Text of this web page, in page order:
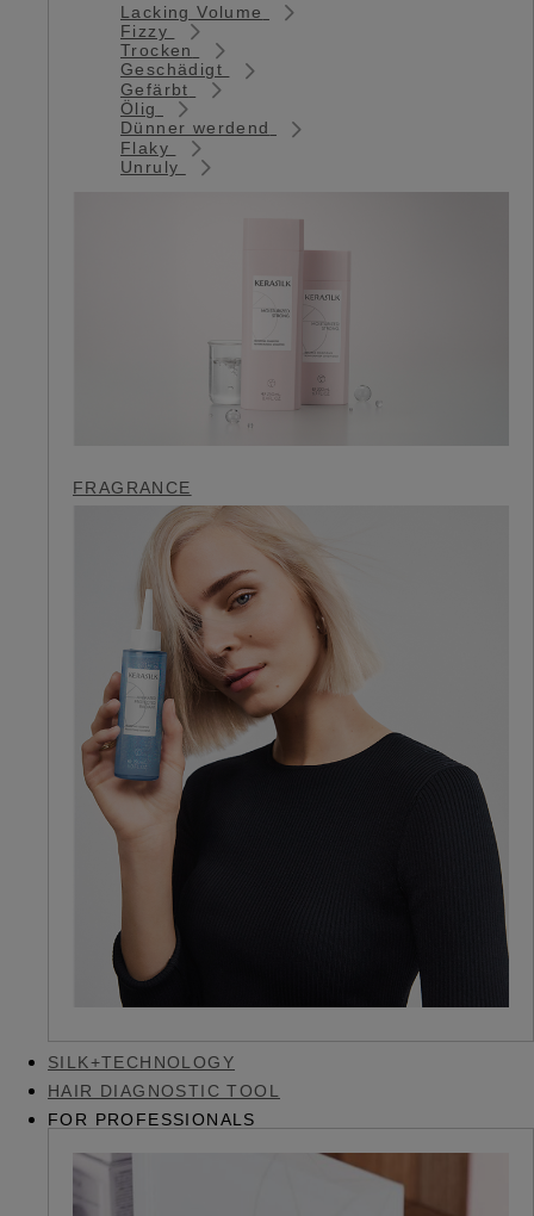
Lacking Volume
Fizzy
Trocken
Geschädigt
Gefärbt
Ölig
Dünner werdend
Flaky
Unruly
FRAGRANCE
SILK+TECHNOLOGY
HAIR DIAGNOSTIC TOOL
FOR PROFESSIONALS